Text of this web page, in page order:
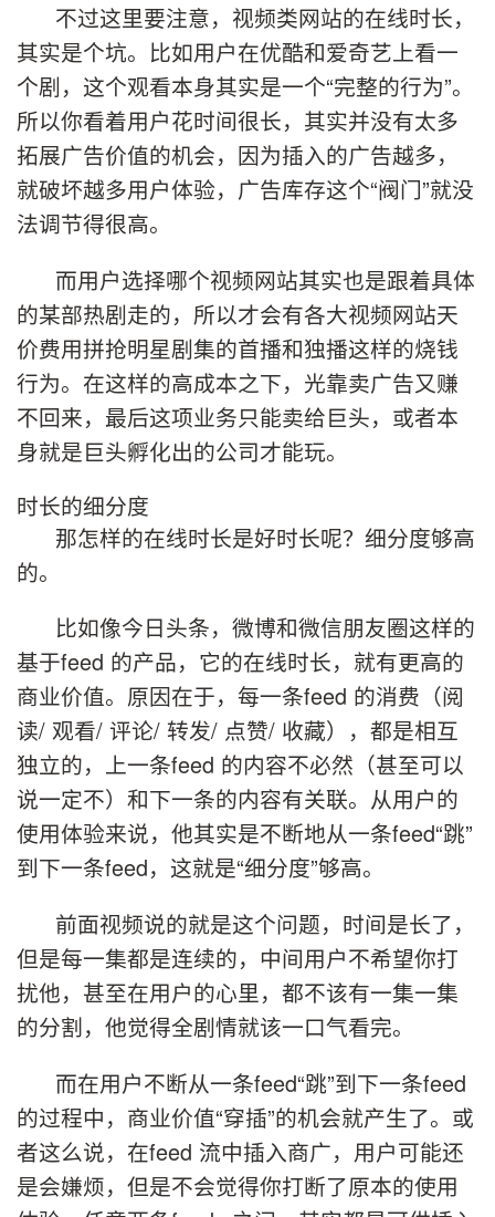
不过这里要注意，视频类网站的在线时长，
其实是个坑。比如用户在优酷和爱奇艺上看一
个剧，这个观看本身其实是一个“完整的行为”。
所以你看着用户花时间很长，其实并没有太多
拓展广告价值的机会，因为插入的广告越多，
就破坏越多用户体验，广告库存这个“阀门”就没
法调节得很高。
而用户选择哪个视频网站其实也是跟着具体
的某部热剧走的，所以才会有各大视频网站天
价费用拼抢明星剧集的首播和独播这样的烧钱
行为。在这样的高成本之下，光靠卖广告又赚
不回来，最后这项业务只能卖给巨头，或者本
身就是巨头孵化出的公司才能玩。
时长的细分度
那怎样的在线时长是好时长呢？细分度够高
的。
比如像今日头条，微博和微信朋友圈这样的
基于feed 的产品，它的在线时长，就有更高的
商业价值。原因在于，每一条feed 的消费（阅
读/ 观看/ 评论/ 转发/ 点赞/ 收藏），都是相互
独立的，上一条feed 的内容不必然（甚至可以
说一定不）和下一条的内容有关联。从用户的
使用体验来说，他其实是不断地从一条feed“跳”
到下一条feed，这就是“细分度”够高。
前面视频说的就是这个问题，时间是长了，
但是每一集都是连续的，中间用户不希望你打
扰他，甚至在用户的心里，都不该有一集一集
的分割，他觉得全剧情就该一口气看完。
而在用户不断从一条feed“跳”到下一条feed
的过程中，商业价值“穿插”的机会就产生了。或
者这么说，在feed 流中插入商广，用户可能还
是会嫌烦，但是不会觉得你打断了原本的使用